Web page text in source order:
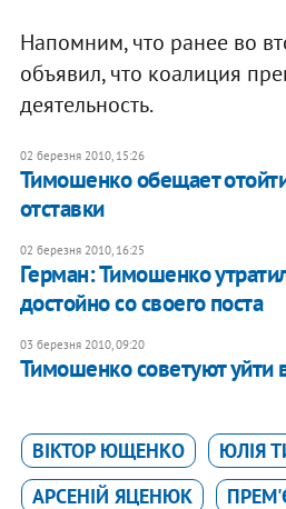
Напомним, что ранее во
объявил, что коалиция
деятельность.
02 березня 2010, 15:26
Тимошенко обещает
отставки
02 березня 2010, 16:25
Герман: Тимошенко
достойно со своего поста
03 березня 2010, 09:20
Тимошенко советуют уйти
ВІКТОР ЮЩЕНКО
ЮЛІЯ
АРСЕНІЙ ЯЦЕНЮК